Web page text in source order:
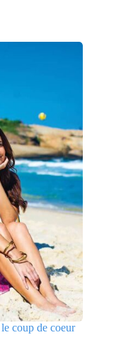
coup de coeur